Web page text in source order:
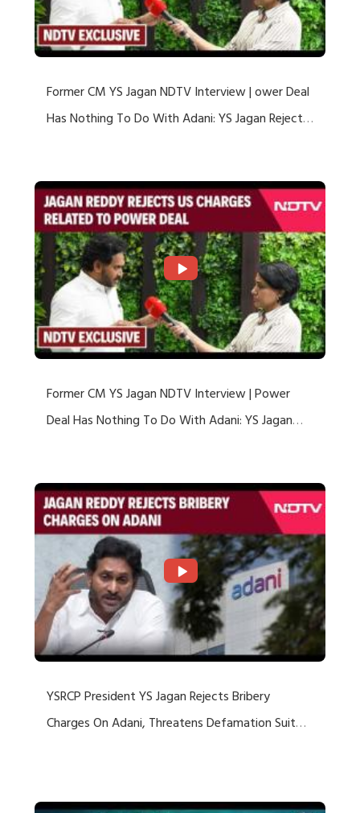
Former CM YS Jagan NDTV Interview | ower Deal
Has Nothing To Do With Adani: YS Jagan Rejects
Former CM YS Jagan NDTV Interview | Power
Deal Has Nothing To Do With Adani: YS Jagan
YSRCP President YS Jagan Rejects Bribery
Charges On Adani, Threatens Defamation Suit